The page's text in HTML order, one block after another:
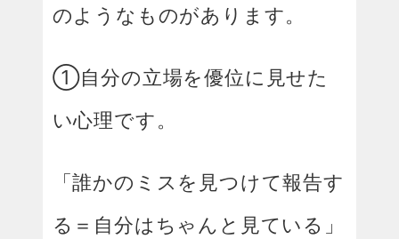
のようなものがあります。
①自分の立場を優位に見せた
い心理です。
「誰かのミスを見つけて報告す
る＝自分はちゃんと見ている」